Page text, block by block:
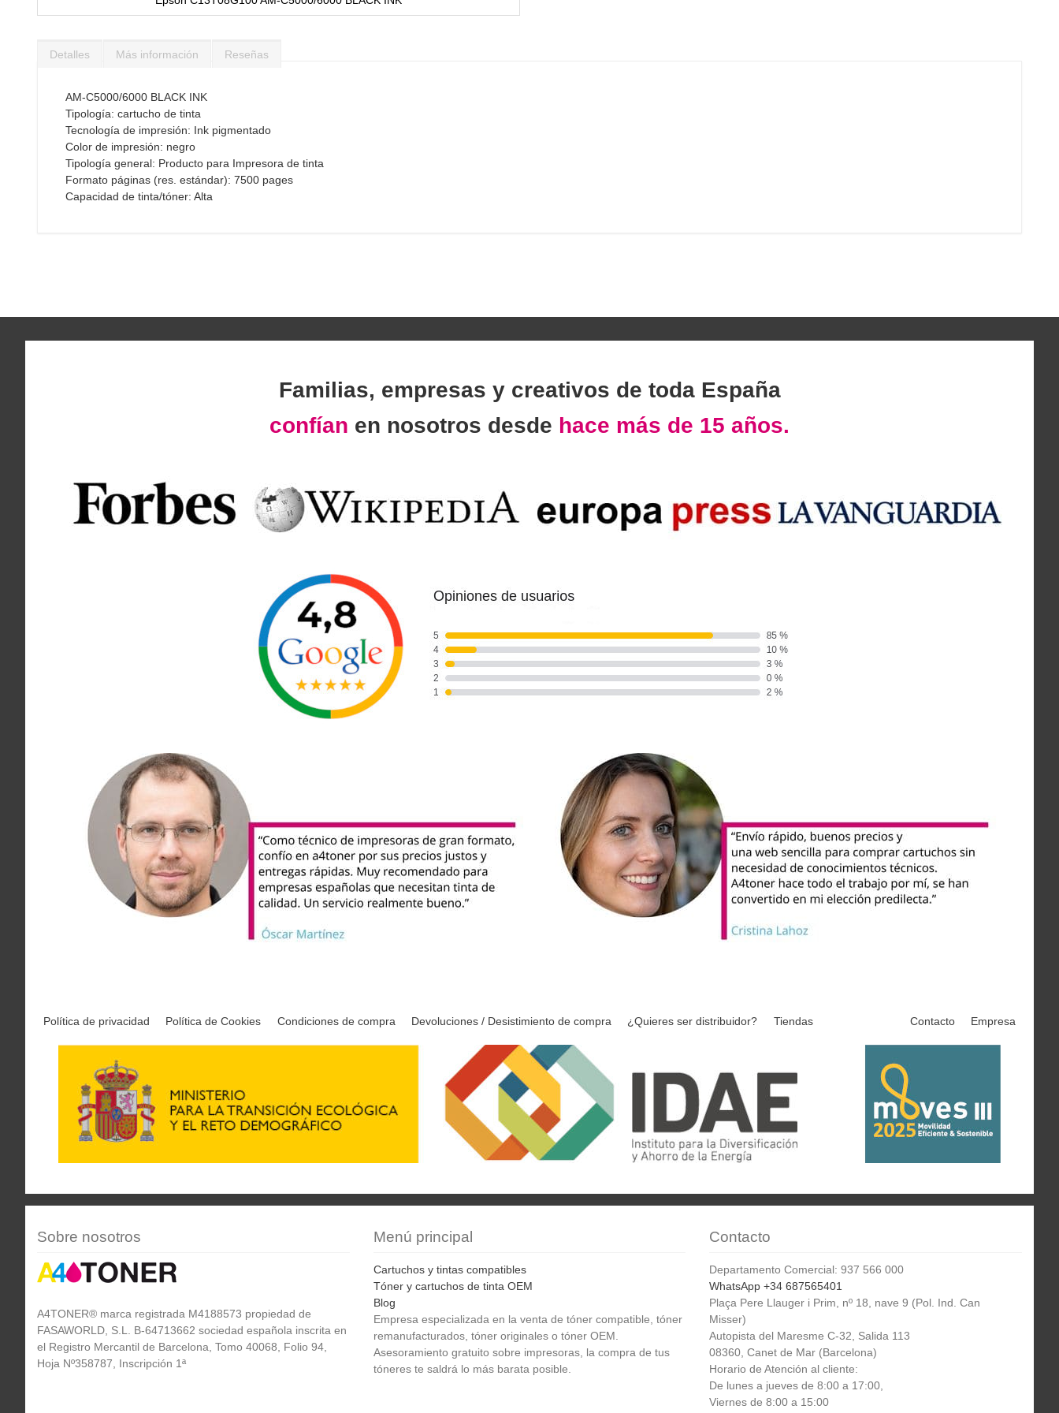
comienzo
galería
imágenes
Detalles
AM-C5000/6000 BLACK INK
Tipología: cartucho de tinta
Tecnología de impresión: Ink pigmentado
Color de impresión: negro
Tipología general: Producto para Impresora de tinta
Formato páginas (res. estándar): 7500 pages
Capacidad de tinta/tóner: Alta
Más información Reseñas
Familias, empresas y creativos de toda España
confían en nosotros desde hace más de 15 años.
Política de privacidad Política de Cookies Condiciones de compra Devoluciones / Desistimiento de compra ¿Quieres ser distribuidor? Tiendas Contacto Empresa
Sobre nosotros
A4TONER® marca registrada M4188573 propiedad de
FASAWORLD, S.L. B-64713662 sociedad española inscrita en
el Registro Mercantil de Barcelona, Tomo 40068, Folio 94,
Hoja Nº358787, Inscripción 1ª
Menú principal
Cartuchos y tintas compatibles
Tóner y cartuchos de tinta OEM
Blog
Empresa especializada en la venta de tóner compatible, tóner
remanufacturados, tóner originales o tóner OEM.
Asesoramiento gratuito sobre impresoras, la compra de tus
tóneres te saldrá lo más barata posible.
Contacto
Departamento Comercial: 937 566 000
WhatsApp +34 687565401
Plaça Pere Llauger i Prim, nº 18, nave 9 (Pol. Ind. Can
Misser)
Autopista del Maresme C-32, Salida 113
08360, Canet de Mar (Barcelona)
Horario de Atención al cliente:
De lunes a jueves de 8:00 a 17:00,
Viernes de 8:00 a 15:00